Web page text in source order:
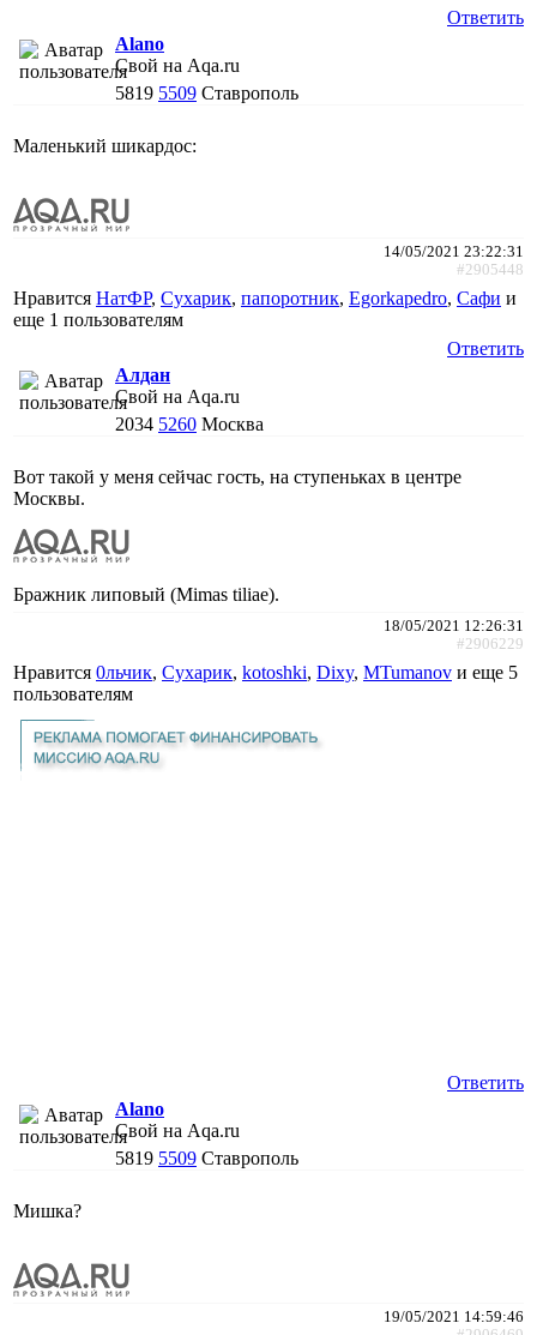
Ответить
Alano
Свой на Aqa.ru
5819 5509 Ставрополь
Маленький шикардос:
14/05/2021 23:22:31
#2905448
Нравится НатФР, Сухарик, папоротник, Egorkapedro, Сафи и
еще 1 пользователям
Ответить
Алдан
Свой на Aqa.ru
2034 5260 Москва
Вот такой у меня сейчас гость, на ступеньках в центре
Москвы.
Бражник липовый (Mimas tiliae).
18/05/2021 12:26:31
#2906229
Нравится 0льчик, Сухарик, kotoshki, Dixy, MTumanov и еще 5
пользователям
Ответить
Alano
Свой на Aqa.ru
5819 5509 Ставрополь
Мишка?
19/05/2021 14:59:46